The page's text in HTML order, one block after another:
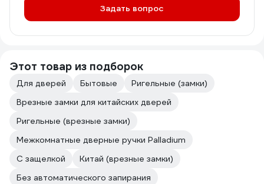
Задать вопрос
Этот товар из подборок
Для дверей Бытовые
Ригельные (замки)
Врезные замки для китайских дверей
Ригельные (врезные замки)
Межкомнатные дверные ручки Palladium
С защелкой
Китай (врезные замки)
Без автоматического запирания